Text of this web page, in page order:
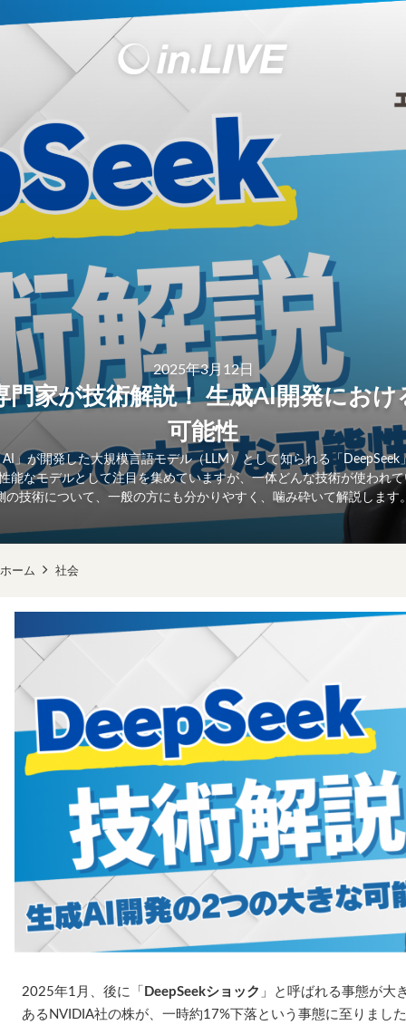
2025年3月12日
門家が技術解説！ 生成AI開発にお
可能性
」が開発した大規模言語モデル（LLM）として知られる「
能なモデルとして注目を集めていますが、一体どんな技術が使われ
の技術について、一般の方にも分かりやすく、噛み砕いて解説します
ホーム 社会
2025年1月、後に「 DeepSeekショック 」と呼ばれる事態が大
あるNVIDIA社の株が、一時約17%下落という事態に至りまし